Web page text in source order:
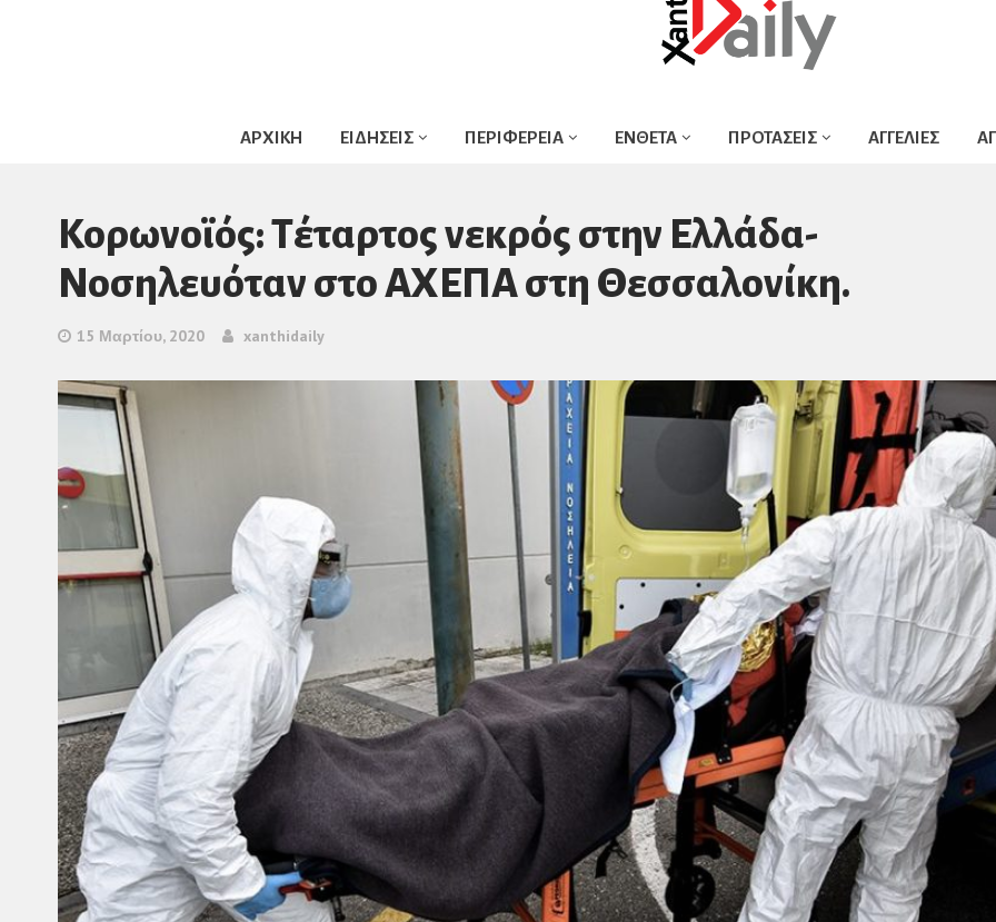
ΑΡΧΙΚΗ ΕΙΔΗΣΕΙΣ ΠΕΡΙΦΕΡΕΙΑ ΕΝΘΕΤΑ ΠΡΟΤΑΣΕΙΣ ΑΓΓΕΛΙΕΣ
Κορωνοϊός: Τέταρτος νεκρός στην Ελλάδα-
Νοσηλευόταν στο ΑΧΕΠΑ στη Θεσσαλονίκη.
15 Μαρτίου, 2020 xanthidaily